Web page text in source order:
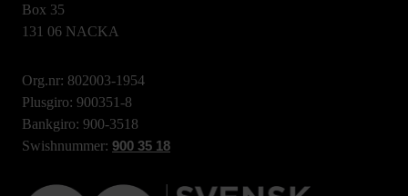
Box 35
131 06 NACKA
Org.nr: 802003-1954
Plusgiro: 900351-8
Bankgiro: 900-3518
Swishnummer: 900 35 18